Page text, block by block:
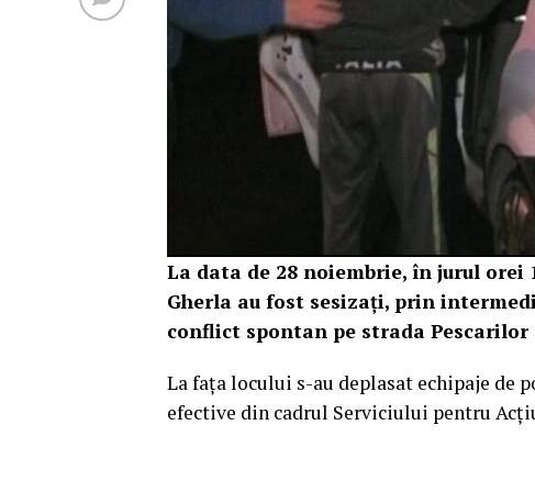
La data de 28 noiembrie, în jurul
Gherla au fost sesizați, prin
conflict spontan pe strada
La fața locului s-au deplasat echipaje
efective din cadrul Serviciului pentru